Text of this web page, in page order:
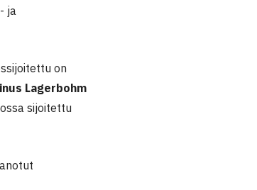
ja
on
Lagerbohm
sijoitettu